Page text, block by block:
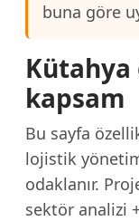
buna göre
kapsam
Bu sayfa
lojistik
odaklanır.
sektör analizi